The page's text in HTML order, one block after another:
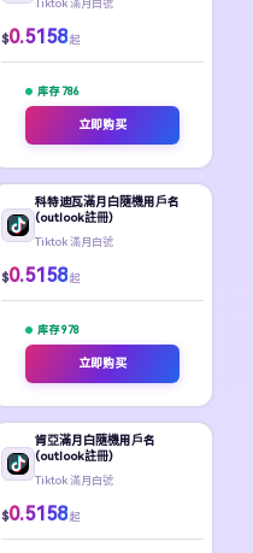
Tiktok 滿月白號
$0.5158 起
库存 786
立即购买
科特迪瓦滿月白隨機用戶名
(outlook註冊)
Tiktok 滿月白號
$0.5158 起
库存 978
立即购买
肯亞滿月白隨機用戶名
(outlook註冊)
Tiktok 滿月白號
$0.5158 起